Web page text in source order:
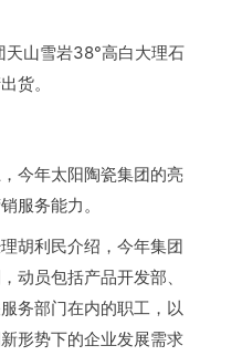
山雪岩38°高白大理石
货。
今年太阳陶瓷集团的亮
服务能力。
胡利民介绍，今年集团
动员包括产品开发部、
务部门在内的职工，以
形势下的企业发展需求